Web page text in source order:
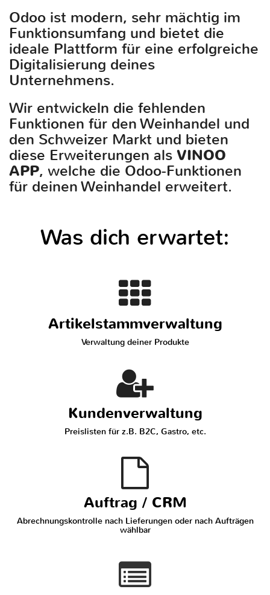
Odoo ist modern, sehr mächtig im
Funktionsumfang und bietet die
ideale Plattform für eine erfolgreiche
Digitalisierung deines
Unternehmens.
Wir entwickeln die fehlenden
Funktionen für den Weinhandel und
den Schweizer Markt und bieten
diese Erweiterungen als VINOO
APP, welche die Odoo-Funktionen
für deinen Weinhandel erweitert.
Was dich erwartet:
Artikelstammverwaltung
Verwaltung deiner Produkte
Kundenverwaltung
Preislisten für z.B. B2C, Gastro, etc.
Auftrag / CRM
Abrechnungskontrolle nach Lieferungen oder nach Aufträgen
wählbar